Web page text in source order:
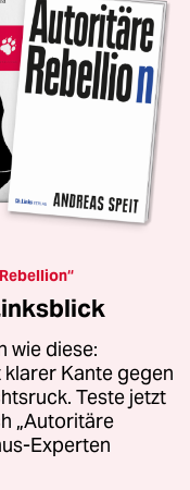
wie diese:
Kante gegen
Teste jetzt
„Autoritäre
Experten